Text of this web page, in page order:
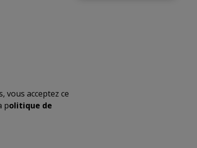
vous acceptez ce
politique de